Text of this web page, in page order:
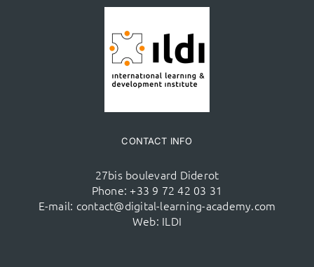
CONTACT INFO
27bis boulevard Diderot
Phone: +33 9 72 42 03 31
E-mail: contact@digital-learning-academy.com
Web: ILDI